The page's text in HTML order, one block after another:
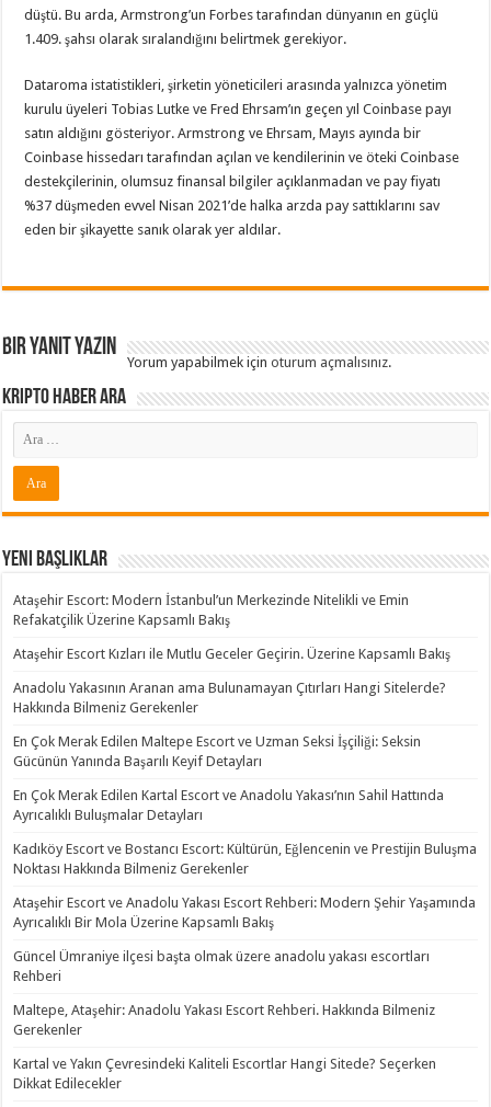
düştü. Bu arda, Armstrong’un Forbes tarafından dünyanın en güçlü
1.409. şahsı olarak sıralandığını belirtmek gerekiyor.
Dataroma istatistikleri, şirketin yöneticileri arasında yalnızca yönetim
kurulu üyeleri Tobias Lutke ve Fred Ehrsam’ın geçen yıl Coinbase payı
satın aldığını gösteriyor. Armstrong ve Ehrsam, Mayıs ayında bir
Coinbase hissedarı tarafından açılan ve kendilerinin ve öteki Coinbase
destekçilerinin, olumsuz finansal bilgiler açıklanmadan ve pay fiyatı
%37 düşmeden evvel Nisan 2021’de halka arzda pay sattıklarını sav
eden bir şikayette sanık olarak yer aldılar.
Bir yanıt yazın
Yorum yapabilmek içinoturum açmalısınız.
Kripto Haber ARA
Yeni Başlıklar
Ataşehir Escort: Modern İstanbul’un Merkezinde Nitelikli ve Emin
Refakatçilik Üzerine Kapsamlı Bakış
Ataşehir Escort Kızları ile Mutlu Geceler Geçirin. Üzerine Kapsamlı Bakış
Anadolu Yakasının Aranan ama Bulunamayan Çıtırları Hangi Sitelerde?
Hakkında Bilmeniz Gerekenler
En Çok Merak Edilen Maltepe Escort ve Uzman Seksi İşçiliği: Seksin
Gücünün Yanında Başarılı Keyif Detayları
En Çok Merak Edilen Kartal Escort ve Anadolu Yakası’nın Sahil Hattında
Ayrıcalıklı Buluşmalar Detayları
Kadıköy Escort ve Bostancı Escort: Kültürün, Eğlencenin ve Prestijin Buluşma
Noktası Hakkında Bilmeniz Gerekenler
Ataşehir Escort ve Anadolu Yakası Escort Rehberi: Modern Şehir Yaşamında
Ayrıcalıklı Bir Mola Üzerine Kapsamlı Bakış
Güncel Ümraniye ilçesi başta olmak üzere anadolu yakası escortları
Rehberi
Maltepe, Ataşehir: Anadolu Yakası Escort Rehberi. Hakkında Bilmeniz
Gerekenler
Kartal ve Yakın Çevresindeki Kaliteli Escortlar Hangi Sitede? Seçerken
Dikkat Edilecekler